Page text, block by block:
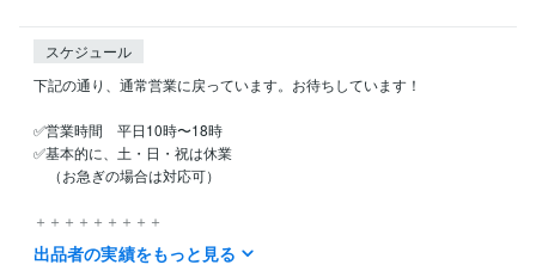
スケジュール
下記の通り、通常営業に戻っています。お待ちしています！
✅営業時間　平日10時〜18時
✅基本的に、土・日・祝は休業
（お急ぎの場合は対応可）
＋＋＋＋＋＋＋＋＋
お問い合わせはいつでもお気軽にご連絡下さい。
※22時から10時は返事が遅れます※
出品者の実績をもっと見る